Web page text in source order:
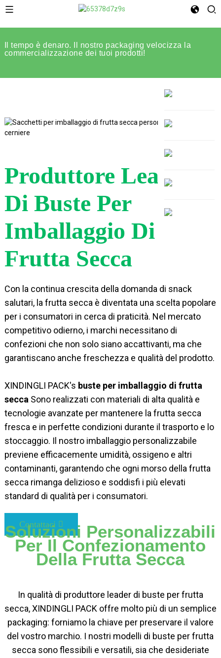
Il tempo è denaro. Il nostro packaging velocizza la
commercializzazione dei tuoi prodotti!
Produttore Leader
Di Buste Per
Imballaggio Di
Frutta Secca
Con la continua crescita della domanda di snack
salutari, la frutta secca è diventata una scelta popolare
per i consumatori in cerca di praticità. Nel mercato
competitivo odierno, i marchi necessitano di
confezioni che non solo siano accattivanti, ma che
garantiscano anche freschezza e qualità del prodotto.
XINDINGLI PACK's buste per imballaggio di frutta
secca Sono realizzati con materiali di alta qualità e
tecnologie avanzate per mantenere la frutta secca
fresca e in perfette condizioni durante il trasporto e lo
stoccaggio. Il nostro imballaggio personalizzabile
previene efficacemente umidità, ossigeno e altri
contaminanti, garantendo che ogni morso della frutta
secca rimanga delizioso e soddisfi i più elevati
standard di qualità per i consumatori.
Contattaci
Soluzioni Personalizzabili
Per Il Confezionamento
Della Frutta Secca
In qualità di produttore leader di buste per frutta
secca, XINDINGLI PACK offre molto più di un semplice
packaging: forniamo la chiave per preservare il valore
del vostro marchio. I nostri modelli di buste per frutta
secca sono flessibili e versatili, sia che desideriate